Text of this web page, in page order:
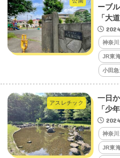
ーブ
「大
神奈
JR東
小田
アスレチック
一日
「少
神奈
JR東